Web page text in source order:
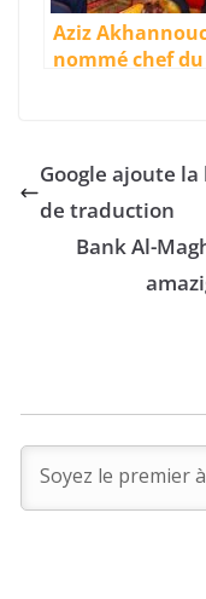
Aziz
nommé chef du
Google ajoute la
de traduction
Bank Al-